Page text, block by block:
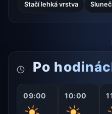
Stačí lehká vrstva
Po
09:00 10:00